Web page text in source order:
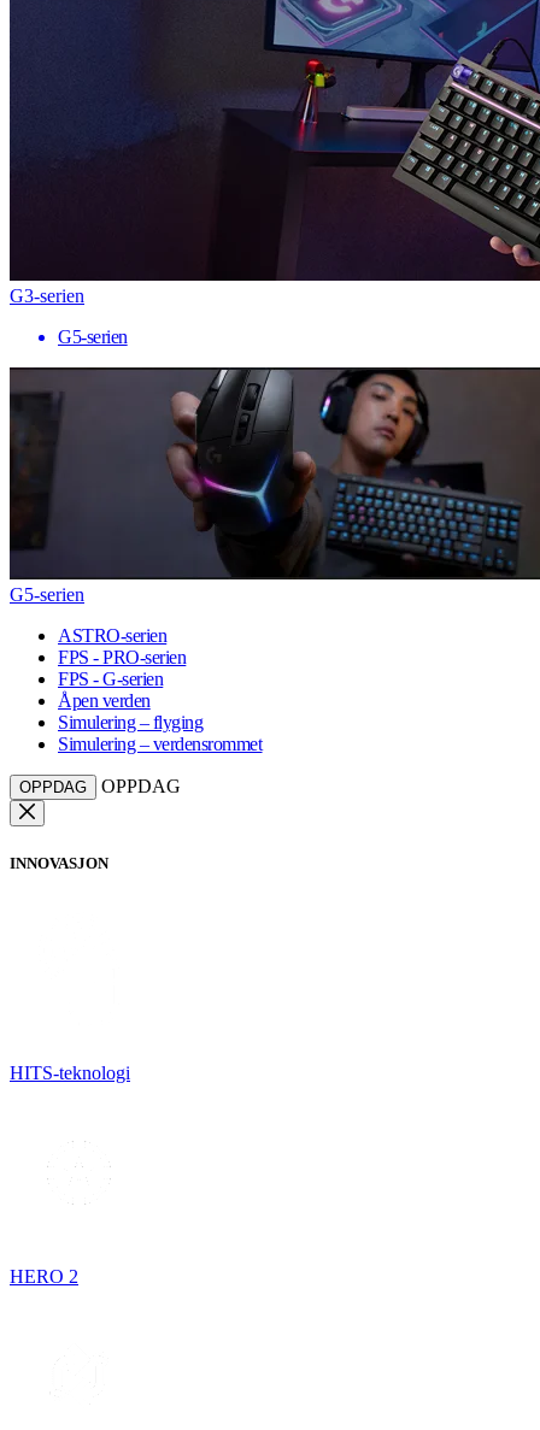
G3-serien
G5-serien
G5-serien
ASTRO-serien
FPS - PRO-serien
FPS - G-serien
Åpen verden
Simulering – flyging
Simulering – verdensrommet
OPPDAG OPPDAG
INNOVASJON
HITS-teknologi
HERO 2